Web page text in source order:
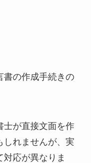
書の作成手続きの
士が直接文面を作
しれませんが、実
応が異なりま